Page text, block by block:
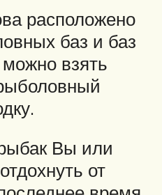
расположено
баз и баз
взять
Вы или
от